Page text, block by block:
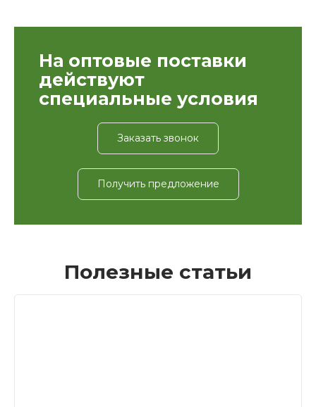
На оптовые поставки
действуют
специальные условия
Заказать звонок
Получить предложение
Полезные статьи